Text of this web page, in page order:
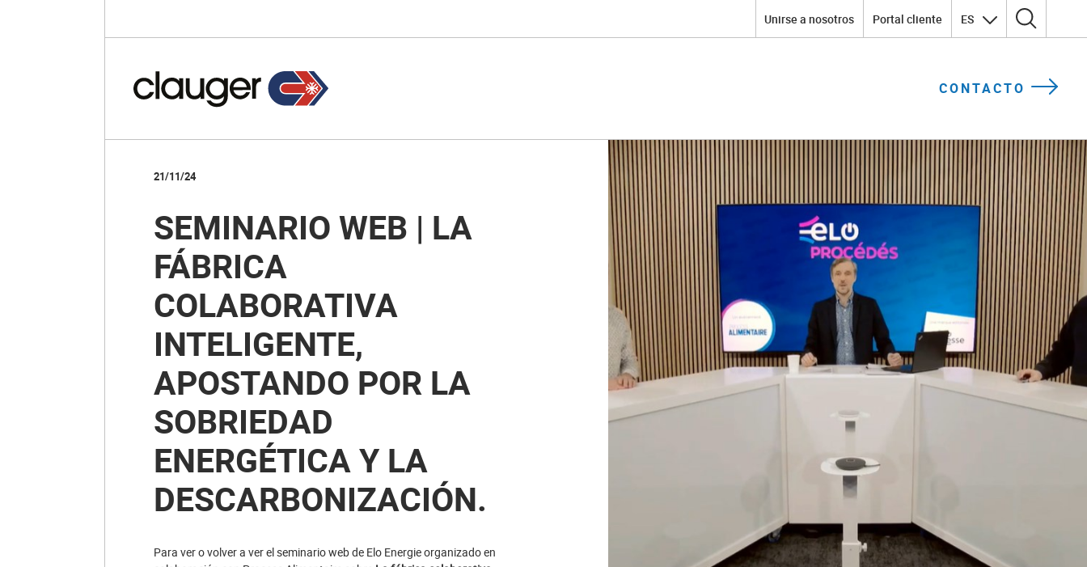
Unirse a nosotros Portal cliente ES Search for:
CONTACTO
21/11/24
SEMINARIO WEB | LA
FÁBRICA
COLABORATIVA
INTELIGENTE,
APOSTANDO POR LA
SOBRIEDAD
ENERGÉTICA Y LA
DESCARBONIZACIÓN.
Para ver o volver a ver el seminario web de Elo Energie organizado en